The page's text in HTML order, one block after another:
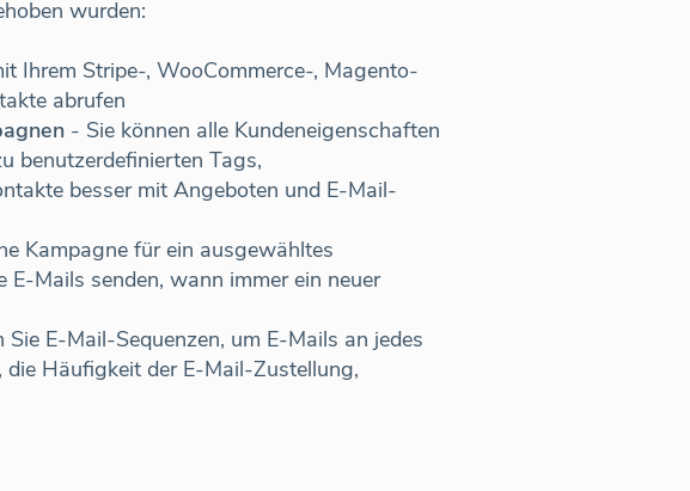
wurden:
Ihrem Stripe-, WooCommerce-, Magento-
abrufen
- Sie können alle Kundeneigenschaften
benutzerdefinierten Tags,
besser mit Angeboten und E-Mail-
Kampagne für ein ausgewähltes
Mails senden, wann immer ein neuer
Sie E-Mail-Sequenzen, um E-Mails an jedes
die Häufigkeit der E-Mail-Zustellung,